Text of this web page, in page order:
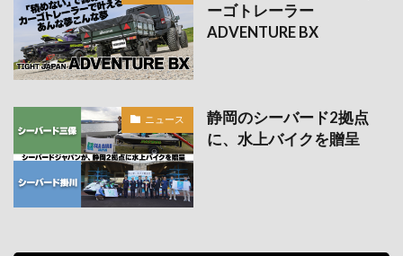
ーゴトレーラー
ADVENTURE BX
ニュース
静岡のシーバード2拠点
に、水上バイクを贈呈